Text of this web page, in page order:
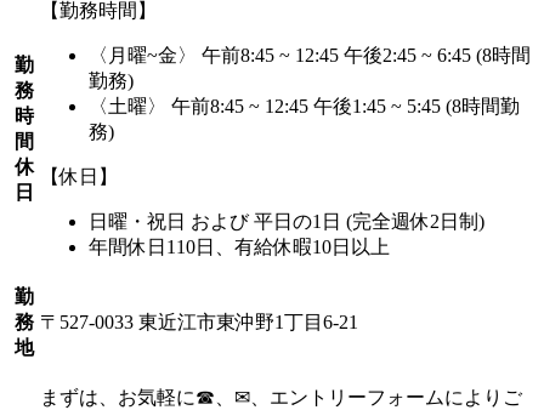
勤
務
時
間
休
日
【勤務時間】
〈月曜~金〉 午前8:45 ~ 12:45 午後2:45 ~ 6:45 (8時間
勤務)
〈土曜〉 午前8:45 ~ 12:45 午後1:45 ~ 5:45 (8時間勤
務)
【休日】
日曜・祝日 および 平日の1日 (完全週休2日制)
年間休日110日、有給休暇10日以上
勤
務
地
〒527-0033 東近江市東沖野1丁目6-21
まずは、お気軽に☎、✉、エントリーフォームによりご